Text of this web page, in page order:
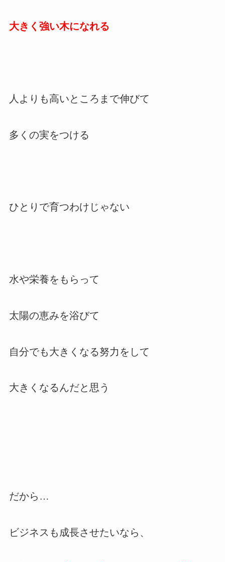
大きく強い木になれる
人よりも高いところまで伸びて
多くの実をつける
ひとりで育つわけじゃない
水や栄養をもらって
太陽の恵みを浴びて
自分でも大きくなる努力をして
大きくなるんだと思う
だから…
ビジネスも成長させたいなら、